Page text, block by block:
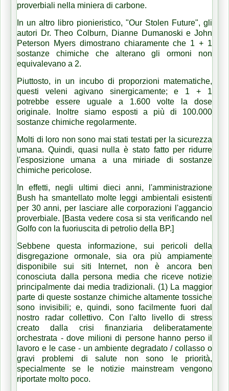
proverbiali nella miniera di carbone.
In un altro libro pionieristico, "Our Stolen Future", gli
autori Dr. Theo Colburn, Dianne Dumanoski e John
Peterson Myers dimostrano chiaramente che 1 + 1
sostanze chimiche che alterano gli ormoni non
equivalevano a 2.
Piuttosto, in un incubo di proporzioni matematiche,
questi veleni agivano sinergicamente;e 1 + 1
potrebbe essere uguale a 1.600 volte la dose
originale.
Inoltre siamo esposti a più di 100.000
sostanze chimiche regolarmente.
Molti di loro non sono mai stati testati per la sicurezza
umana. Quindi, quasi nulla è stato fatto per ridurre
l'esposizione umana a una miriade di sostanze
chimiche pericolose.
In effetti, negli ultimi dieci anni, l'amministrazione
Bush ha smantellato molte leggi ambientali esistenti
per 30 anni, per lasciare alle corporazioni l'aggancio
proverbiale. [Basta vedere cosa si sta verificando nel
Golfo con la fuoriuscita di petrolio della BP.]
Sebbene questa informazione, sui pericoli della
disgregazione ormonale, sia ora più ampiamente
disponibile sui siti Internet, non è ancora ben
conosciuta dalla persona media che riceve notizie
principalmente dai media tradizionali. (1) La maggior
parte di queste sostanze chimiche altamente tossiche
sono invisibili; e, quindi, sono facilmente fuori dal
nostro radar collettivo. Con l'alto livello di stress
creato dalla crisi finanziaria deliberatamente
orchestrata - dove milioni di persone hanno perso il
lavoro e le case - un ambiente degradato / collasso o
gravi problemi di salute non sono le priorità,
specialmente se le notizie mainstream vengono
riportate molto poco.